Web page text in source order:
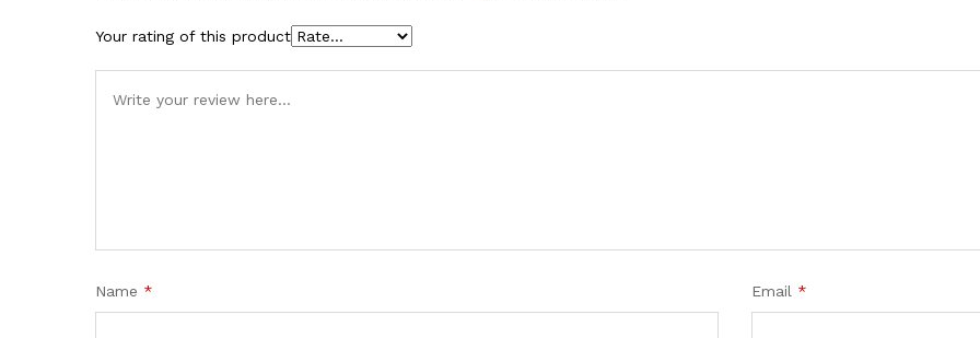
Your rating of this product
Name * Email *